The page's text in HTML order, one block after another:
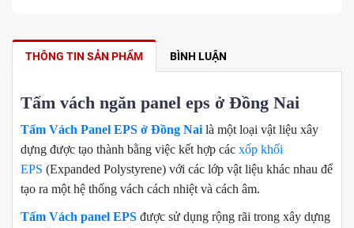
THÔNG TIN SẢN PHẨM BÌNH LUẬN
Tấm vách ngăn panel eps ở Đồng Nai
Tấm Vách Panel EPS ở Đồng Nai là một loại vật liệu xây
dựng được tạo thành bằng việc kết hợp các xốp khối
EPS (Expanded Polystyrene) với các lớp vật liệu khác nhau để
tạo ra một hệ thống vách cách nhiệt và cách âm.
Tấm Vách panel EPS được sử dụng rộng rãi trong xây dựng